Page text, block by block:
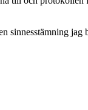
sinnesstämning jag